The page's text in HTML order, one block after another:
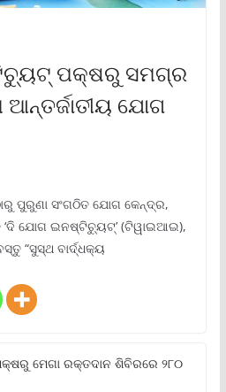
ପକ୍ଷରୁ ସମଗ୍ର
ଯୋଗ
ପୁରୁଣା ସଂଗଠିତ ଯୋଗ କେନ୍ଦ୍ର,
‘ଦି ଯୋଗ ଇନଷ୍ଟିଚ୍ୟୁଟ୍‌’ (ଟିୱାଇଆଇ),
“ସୁସ୍ଥ ବାର୍ଦ୍ଧକ୍ୟ
ମେଗା ରକ୍ତଦାନ ଶିବିରରେ ୨୮୦